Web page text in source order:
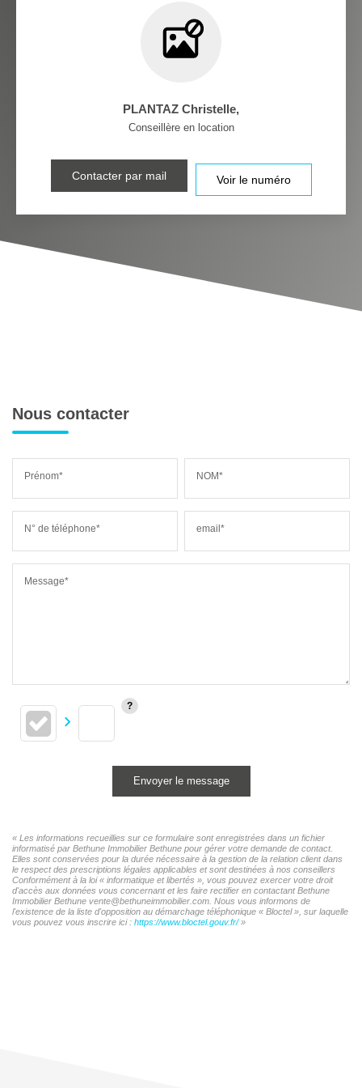
PLANTAZ Christelle,
Conseillère en location
Contacter par mail Voir le numéro
Nous contacter
Prénom* NOM*
N° de téléphone* email*
Message*
Envoyer le message
« Les informations recueillies sur ce formulaire sont enregistrées dans un fichier
informatisé par Bethune Immobilier Bethune pour gérer votre demande de contact.
Elles sont conservées pour la durée nécessaire à la gestion de la relation client dans
le respect des prescriptions légales applicables et sont destinées à nos conseillers
Conformément à la loi « informatique et libertés », vous pouvez exercer votre droit
d'accès aux données vous concernant et les faire rectifier en contactant Bethune
Immobilier Bethune vente@bethuneimmobilier.com. Nous vous informons de
l'existence de la liste d'opposition au démarchage téléphonique « Bloctel », sur laquelle
vous pouvez vous inscrire ici : https://www.bloctel.gouv.fr/»